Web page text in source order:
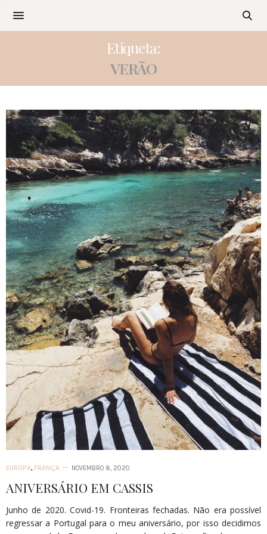
Etiqueta:
VERÃO
EUROPA, FRANÇA NOVEMBRO 8, 2020
ANIVERSÁRIO EM CASSIS
Junho de 2020. Covid-19. Fronteiras fechadas. Não era possível
regressar a Portugal para o meu aniversário, por isso decidimos